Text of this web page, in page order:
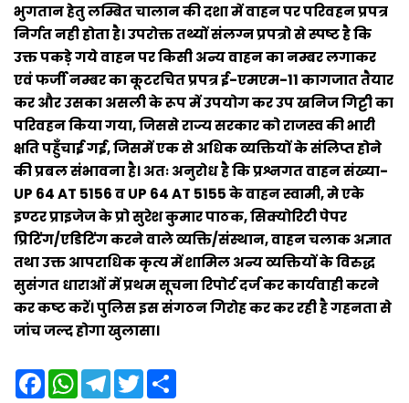
भुगतान हेतु लम्बित चालान की दशा में वाहन पर परिवहन प्रपत्र
निर्गत नही होता है। उपरोक्त तथ्यों संलग्न प्रपत्रो से स्पष्ट है कि
उक्त पकड़े गये वाहन पर किसी अन्य वाहन का नम्बर लगाकर
एवं फर्जी नम्बर का कूटरचित प्रपत्र ई-एमएम-11 कागजात तैयार
कर और उसका असली के रूप में उपयोग कर उप खनिज गिट्टी का
परिवहन किया गया, जिससे राज्य सरकार को राजस्व की भारी
क्षति पहुँचाई गई, जिसमें एक से अधिक व्यक्तियों के संलिप्त होने
की प्रबल संभावना है। अतः अनुरोध है कि प्रश्नगत वाहन संख्या-
UP 64 AT 5156 व UP 64 AT 5155 के वाहन स्वामी, मे एके
इण्टर प्राइजेज के प्रो सुरेश कुमार पाठक, सिक्योरिटी पेपर
प्रिटिंग/एडिटिंग करने वाले व्यक्ति/संस्थान, वाहन चलाक अज्ञात
तथा उक्त आपराधिक कृत्य में शामिल अन्य व्यक्तियों के विरुद्ध
सुसंगत धाराओं में प्रथम सूचना रिपोर्ट दर्ज कर कार्यवाही करने
कर कष्ट करें। पुलिस इस संगठन गिरोह कर कर रही है गहनता से
जांच जल्द होगा खुलासा।
F
a
W
h
T
e
T
w